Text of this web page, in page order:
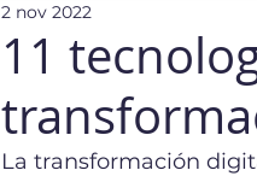
11
2 nov 2022
La transformación